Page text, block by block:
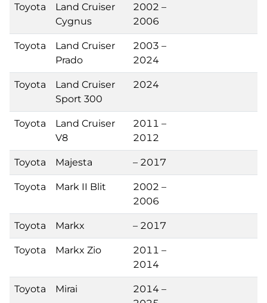
Toyota
Land Cruiser
Cygnus
2002 –
2006
Toyota
Land Cruiser
Prado
2003 –
2024
Toyota
Land Cruiser
Sport 300
2024
Toyota
Land Cruiser
V8
2011 –
2012
Toyota Majesta – 2017
Toyota Mark II Blit
2002 –
2006
Toyota Markx – 2017
Toyota Markx Zio
2011 –
2014
Toyota Mirai
2014 –